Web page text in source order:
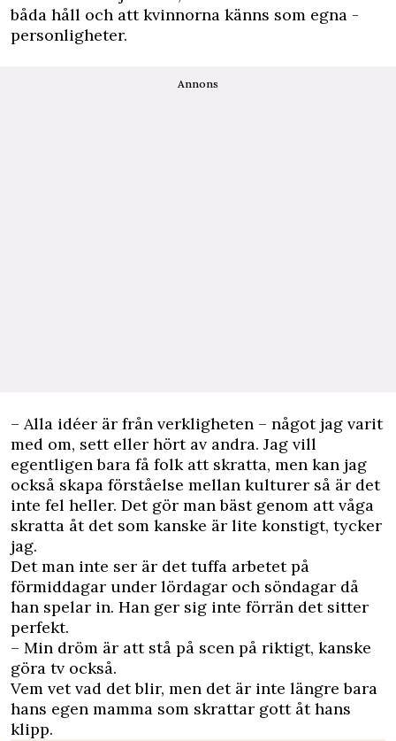
båda håll och att kvinnorna känns som egna ­
personligheter.
Annons
– Alla idéer är från verkligheten – något jag varit
med om, sett eller hört av andra. Jag vill
egentligen bara få folk att skratta, men kan jag
också skapa förståelse mellan kulturer så är det
inte fel heller. Det gör man bäst genom att våga
skratta åt det som kanske är lite konstigt, tycker
jag.
Det man inte ser är det tuffa arbetet på
förmiddagar under lördagar och söndagar då
han spelar in. Han ger sig inte förrän det sitter
perfekt.
– Min dröm är att stå på scen på riktigt, kanske
göra tv också.
Vem vet vad det blir, men det är inte längre bara
hans egen mamma som skrattar gott åt hans
klipp.